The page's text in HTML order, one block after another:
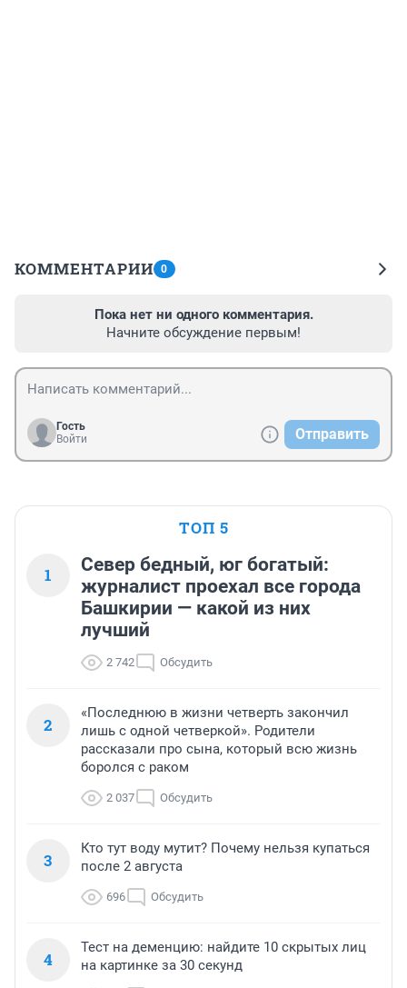
КОММЕНТАРИИ 0
Пока нет ни одного комментария.
Начните обсуждение первым!
Гость
Войти
Отправить
ТОП 5
1
Север бедный, юг богатый:
журналист проехал все города
Башкирии — какой из них
лучший
2 742 Обсудить
2
«Последнюю в жизни четверть закончил
лишь с одной четверкой». Родители
рассказали про сына, который всю жизнь
боролся с раком
2 037 Обсудить
3
Кто тут воду мутит? Почему нельзя купаться
после 2 августа
696 Обсудить
4
Тест на деменцию: найдите 10 скрытых лиц
на картинке за 30 секунд